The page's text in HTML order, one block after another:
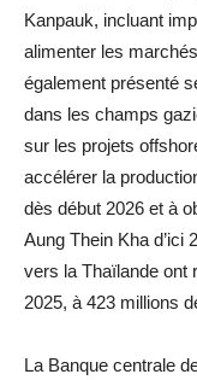
Kanpauk, incluant
alimenter les
également présenté
dans les champs
sur les projets
accélérer la
dès début 2026 et à
Aung Thein Kha d’ici
vers la Thaïlande ont
2025, à 423 millions
La Banque centrale